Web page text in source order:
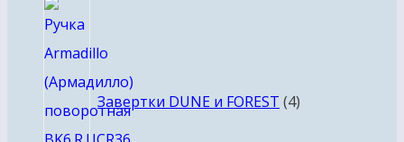
Завертки DUNE и FOREST 4